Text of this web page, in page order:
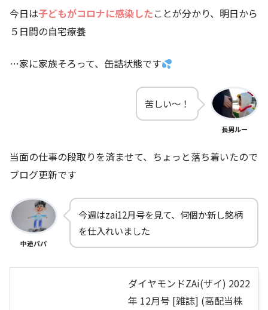
今日は子どもがコロナに感染したことが分かり、明日から
５日間の自宅療養
…家に家族そろって、缶詰状態です
苦しい～！
長男ルー
当面の仕事の段取りを済ませて、ちょっと落ち着いたので
ブログ更新です
中途パパ
今週はzai12月号を見て、何個か新し銘柄
を仕入れいました
ダイヤモンドZAi(ザイ) 2022
年 12月号 [雑誌] (高配当株